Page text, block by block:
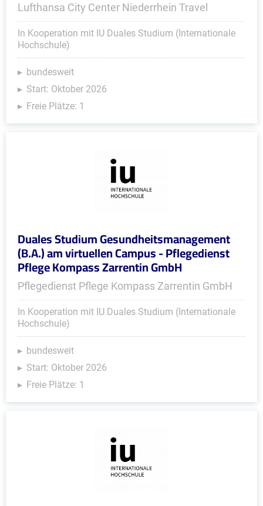
Lufthansa City Center Niederrhein Travel
In Kooperation mit IU Duales Studium (Internationale
Hochschule)
bundesweit
Start: Oktober 2026
Freie Plätze: 1
Duales Studium Gesundheitsmanagement
(B.A.) am virtuellen Campus - Pflegedienst
Pflege Kompass Zarrentin GmbH
Pflegedienst Pflege Kompass Zarrentin GmbH
In Kooperation mit IU Duales Studium (Internationale
Hochschule)
bundesweit
Start: Oktober 2026
Freie Plätze: 1